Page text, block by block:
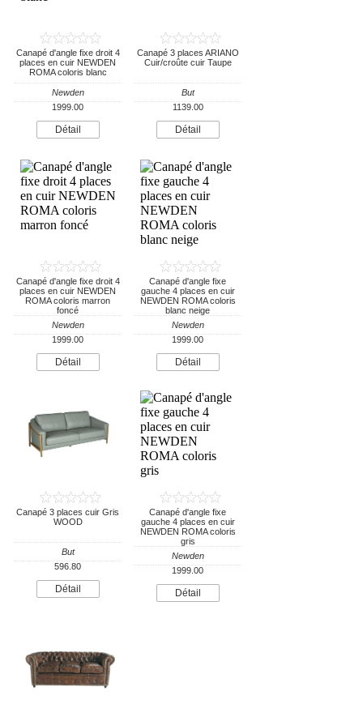
Canapé d'angle fixe droit 4
places en cuir NEWDEN
ROMA coloris blanc
Newden
1999.00
Détail
Canapé 3 places ARIANO
Cuir/croûte cuir Taupe
But
1139.00
Détail
Canapé d'angle fixe droit 4
places en cuir NEWDEN
ROMA coloris marron
foncé
Newden
1999.00
Détail
Canapé d'angle fixe
gauche 4 places en cuir
NEWDEN ROMA coloris
blanc neige
Newden
1999.00
Détail
Canapé 3 places cuir Gris
WOOD
But
596.80
Détail
Canapé d'angle fixe
gauche 4 places en cuir
NEWDEN ROMA coloris
gris
Newden
1999.00
Détail